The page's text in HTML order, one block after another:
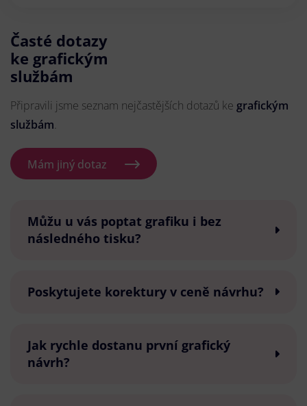
Časté dotazy
ke grafickým
službám
Připravili jsme seznam nejčastějších dotazů ke grafickým
službám.
Mám jiný dotaz
Můžu u vás poptat grafiku i bez
následného tisku?
Poskytujete korektury v ceně návrhu?
Jak rychle dostanu první grafický
návrh?